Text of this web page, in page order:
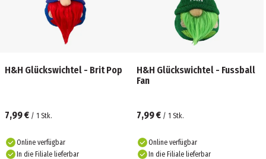
H&H Glückswichtel - Brit Pop
7,99 € / 1 Stk.
Online verfügbar
In die Filiale lieferbar
H&H Glückswichtel - Fussball
Fan
7,99 € / 1 Stk.
Online verfügbar
In die Filiale lieferbar